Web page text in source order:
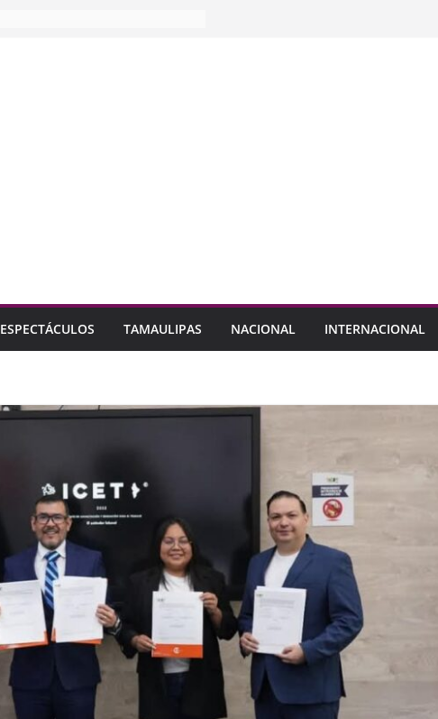
ESPECTÁCULOS TAMAULIPAS NACIONAL INTERNACIONAL